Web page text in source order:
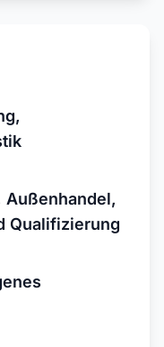
Qualifizierung